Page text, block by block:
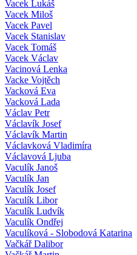
Vacek Lukáš
Vacek Miloš
Vacek Pavel
Vacek Stanislav
Vacek Tomáš
Vacek Václav
Vacinová Lenka
Vacke Vojtěch
Vacková Eva
Vacková Lada
Václav Petr
Václavík Josef
Václavík Martin
Václavková Vladimíra
Václavová Ljuba
Vaculík Janoš
Vaculík Jan
Vaculík Josef
Vaculík Libor
Vaculík Ludvík
Vaculík Ondřej
Vaculíková - Slobodová Katarina
Vačkář Dalibor